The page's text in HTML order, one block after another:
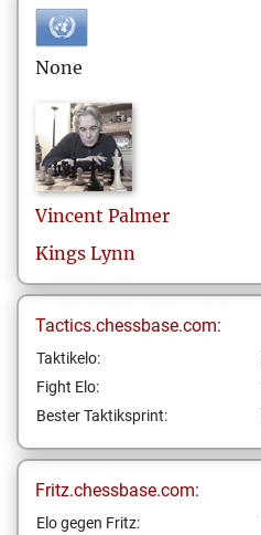
None
Vincent Palmer
Kings Lynn
Tactics.chessbase.com:
Taktikelo:
Fight Elo:
Bester Taktiksprint:
Fritz.chessbase.com:
Elo gegen Fritz: